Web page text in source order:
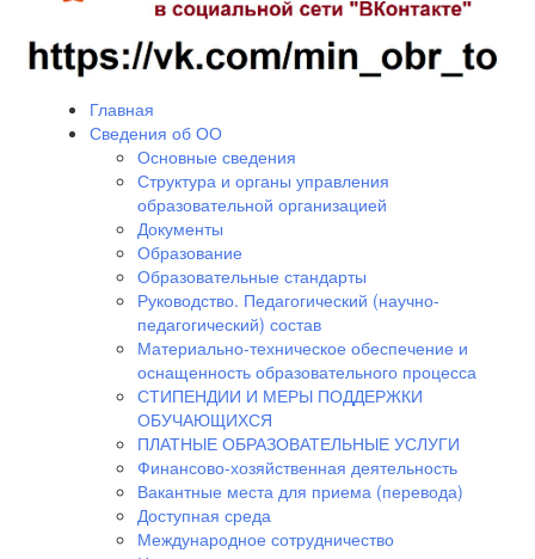
Главная
Сведения об ОО
Основные сведения
Структура и органы управления
образовательной организацией
Документы
Образование
Образовательные стандарты
Руководство. Педагогический (научно-
педагогический) состав
Материально-техническое обеспечение и
оснащенность образовательного процесса
СТИПЕНДИИ И МЕРЫ ПОДДЕРЖКИ
ОБУЧАЮЩИХСЯ
ПЛАТНЫЕ ОБРАЗОВАТЕЛЬНЫЕ УСЛУГИ
Финансово-хозяйственная деятельность
Вакантные места для приема (перевода)
Доступная среда
Международное сотрудничество